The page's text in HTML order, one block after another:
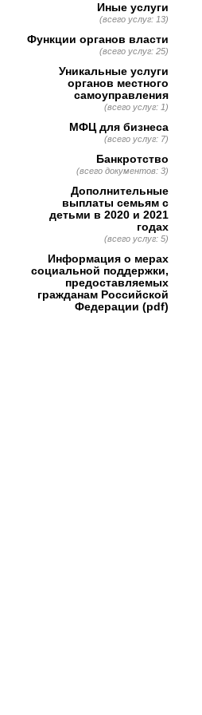
Иные услуги
(всего услуг: 13)
Функции органов власти
(всего услуг: 25)
Уникальные услуги
органов местного
самоуправления
(всего услуг: 1)
МФЦ для бизнеса
(всего услуг: 7)
Банкротство
(всего документов: 3)
Дополнительные
выплаты семьям с
детьми в 2020 и 2021
годах
(всего услуг: 5)
Информация о мерах
социальной поддержки,
предоставляемых
гражданам Российской
Федерации (pdf)